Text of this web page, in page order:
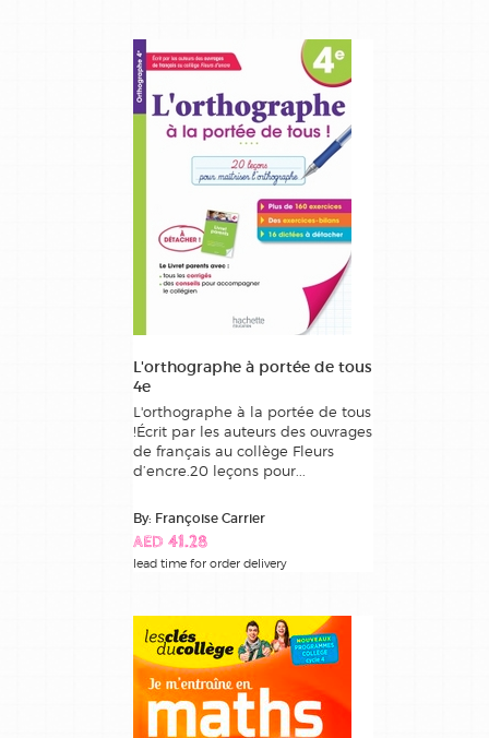
L'orthographe à portée de tous
4e
L'orthographe à la portée de tous
!Écrit par les auteurs des ouvrages
de français au collège Fleurs
d’encre.20 leçons pour...
By: Françoise Carrier
AED 41.28
lead time for order delivery